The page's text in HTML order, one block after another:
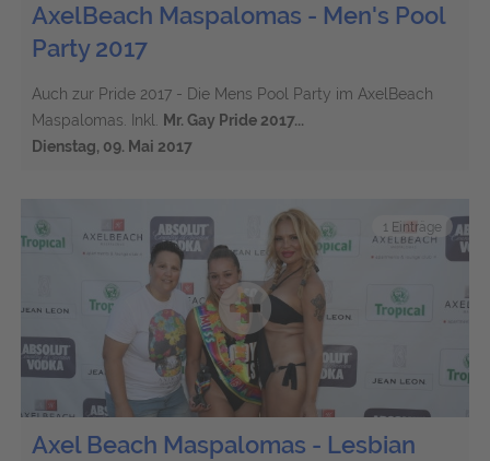
AxelBeach Maspalomas - Men's Pool
Party 2017
Auch zur Pride 2017 - Die Mens Pool Party im AxelBeach
Maspalomas. Inkl.
Mr. Gay Pride 2017...
Dienstag, 09. Mai 2017
1 Einträge
Axel Beach Maspalomas - Lesbian